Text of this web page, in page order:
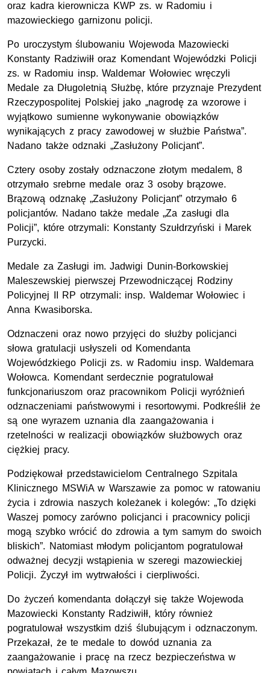
oraz kadra kierownicza KWP zs. w Radomiu i
mazowieckiego garnizonu policji.
Po uroczystym ślubowaniu Wojewoda Mazowiecki
Konstanty Radziwiłł oraz Komendant Wojewódzki Policji
zs. w Radomiu insp. Waldemar Wołowiec wręczyli
Medale za Długoletnią Służbę, które przyznaje Prezydent
Rzeczypospolitej Polskiej jako „nagrodę za wzorowe i
wyjątkowo sumienne wykonywanie obowiązków
wynikających z pracy zawodowej w służbie Państwa”.
Nadano także odznaki „Zasłużony Policjant”.
Cztery osoby zostały odznaczone złotym medalem, 8
otrzymało srebrne medale oraz 3 osoby brązowe.
Brązową odznakę „Zasłużony Policjant” otrzymało 6
policjantów. Nadano także medale „Za zasługi dla
Policji”, które otrzymali: Konstanty Szułdrzyński i Marek
Purzycki.
Medale za Zasługi im. Jadwigi Dunin-Borkowskiej
Maleszewskiej pierwszej Przewodniczącej Rodziny
Policyjnej II RP otrzymali: insp. Waldemar Wołowiec i
Anna Kwasiborska.
Odznaczeni oraz nowo przyjęci do służby policjanci
słowa gratulacji usłyszeli od Komendanta
Wojewódzkiego Policji zs. w Radomiu insp. Waldemara
Wołowca. Komendant serdecznie pogratulował
funkcjonariuszom oraz pracownikom Policji wyróżnień
odznaczeniami państwowymi i resortowymi. Podkreślił że
są one wyrazem uznania dla zaangażowania i
rzetelności w realizacji obowiązków służbowych oraz
ciężkiej pracy.
Podziękował przedstawicielom Centralnego Szpitala
Klinicznego MSWiA w Warszawie za pomoc w ratowaniu
życia i zdrowia naszych koleżanek i kolegów: „To dzięki
Waszej pomocy zarówno policjanci i pracownicy policji
mogą szybko wrócić do zdrowia a tym samym do swoich
bliskich”. Natomiast młodym policjantom pogratulował
odważnej decyzji wstąpienia w szeregi mazowieckiej
Policji. Życzył im wytrwałości i cierpliwości.
Do życzeń komendanta dołączył się także Wojewoda
Mazowiecki Konstanty Radziwiłł, który również
pogratulował wszystkim dziś ślubującym i odznaczonym.
Przekazał, że te medale to dowód uznania za
zaangażowanie i pracę na rzecz bezpieczeństwa w